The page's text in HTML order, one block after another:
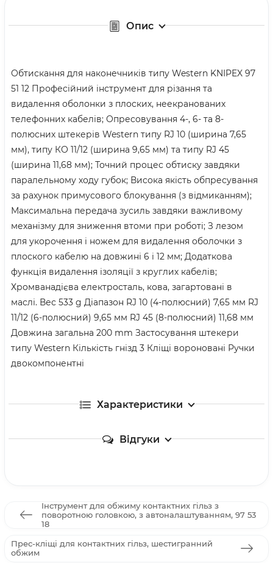
Опис
Обтискання для наконечників типу Western KNIPEX 97
51 12 Професійний інструмент для різання та
видалення оболонки з плоских, неекранованих
телефонних кабелів; Опресовування 4-, 6- та 8-
полюсних штекерів Western типу RJ 10 (ширина 7,65
мм), типу КО 11/12 (ширина 9,65 мм) та типу RJ 45
(ширина 11,68 мм); Точний процес обтиску завдяки
паралельному ходу губок; Висока якість обпресування
за рахунок примусового блокування (з відмиканням);
Максимальна передача зусиль завдяки важливому
механізму для зниження втоми при роботі; З лезом
для укорочення і ножем для видалення оболочки з
плоского кабелю на довжині 6 і 12 мм; Додаткова
функція видалення ізоляції з круглих кабелів;
Хромванадієва електросталь, кова, загартовані в
маслі. Вес 533 g Діапазон RJ 10 (4-полюсний) 7,65 мм RJ
11/12 (6-полюсний) 9,65 мм RJ 45 (8-полюсний) 11,68 мм
Довжина загальна 200 mm Застосування штекери
типу Western Кількість гнізд 3 Кліщі вороновані Ручки
двокомпонентні
Характеристики
Відгуки
Інструмент для обжиму контактних гільз з
поворотною головкою, з автоналаштуванням, 97 53
18
Прес-кліщі для контактних гільз, шестигранний
обжим